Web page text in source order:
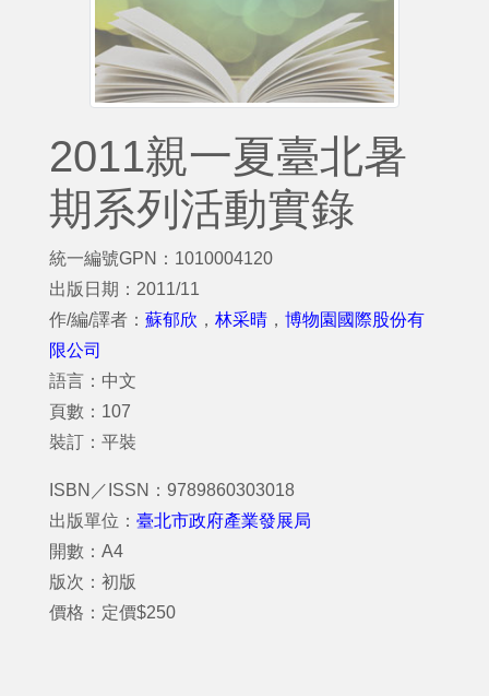
2011親一夏臺北暑
期系列活動實錄
統一編號GPN：1010004120
出版日期：2011/11
作/編/譯者： 蘇郁欣 ， 林采晴 ， 博物園國際股份有
限公司
語言：中文
頁數：107
裝訂：平裝
ISBN／ISSN：9789860303018
出版單位： 臺北市政府產業發展局
開數：A4
版次：初版
價格：定價$250